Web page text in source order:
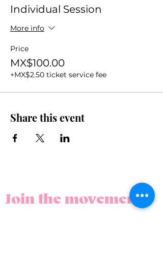
Individual Session
More info
Price
MX$100.00
+MX$2.50 ticket service fee
Share this event
Join the movement